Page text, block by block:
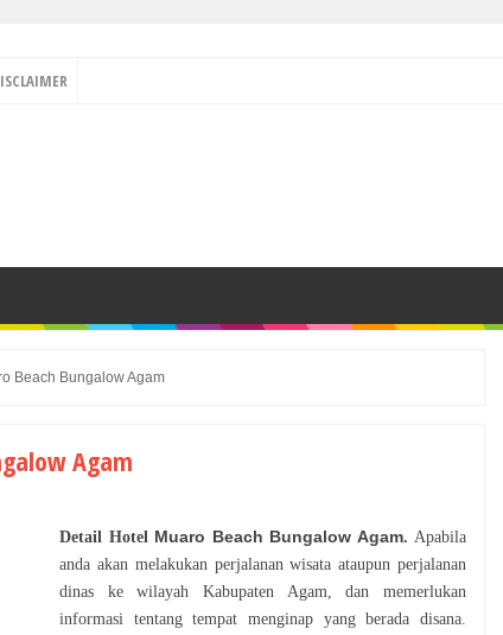
Beach Bungalow Agam
Agam
Detail Hotel Muaro Beach Bungalow Agam. Apabila
anda akan melakukan perjalanan wisata ataupun perjalanan
dinas ke wilayah Kabupaten Agam, dan memerlukan
informasi tentang tempat menginap yang berada disana.